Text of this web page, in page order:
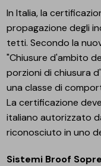
In Italia, la
propagazione degli
tetti. Secondo la
"Chiusure d'ambito
porzioni di chiusura
una classe di
La certificazione
italiano autorizzato
riconosciuto in uno
Sistemi Broof